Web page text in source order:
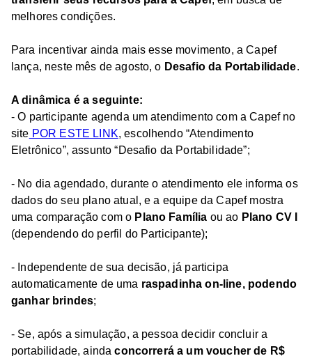
melhores condições.
Para incentivar ainda mais esse movimento, a Capef
lança, neste mês de agosto, o Desafio da Portabilidade.
A dinâmica é a seguinte:
- O participante agenda um atendimento com a Capef no
site POR ESTE LINK, escolhendo “Atendimento
Eletrônico”, assunto “Desafio da Portabilidade”;
- No dia agendado, durante o atendimento ele informa os
dados do seu plano atual, e a equipe da Capef mostra
uma comparação com o Plano Família ou ao Plano CV I
(dependendo do perfil do Participante);
- Independente de sua decisão, já participa
automaticamente de uma raspadinha on-line, podendo
ganhar brindes;
- Se, após a simulação, a pessoa decidir concluir a
portabilidade, aindaconcorrerá a um voucher de R$